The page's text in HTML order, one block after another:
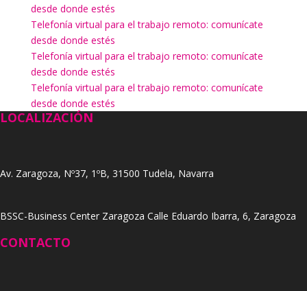
desde donde estés
Telefonía virtual para el trabajo remoto: comunícate
desde donde estés
Telefonía virtual para el trabajo remoto: comunícate
desde donde estés
Telefonía virtual para el trabajo remoto: comunícate
desde donde estés
LOCALIZACIÓN
Av. Zaragoza, Nº37, 1ºB, 31500 Tudela, Navarra
BSSC-Business Center Zaragoza Calle Eduardo Ibarra, 6, Zaragoza
CONTACTO